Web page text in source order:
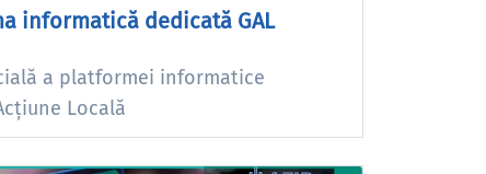
informatică dedicată GAL
a platformei informatice
Locală